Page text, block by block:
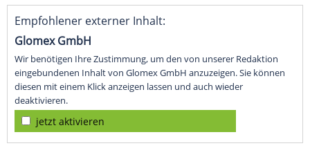
Empfohlener externer Inhalt:
Glomex GmbH
Wir benötigen Ihre Zustimmung, um den von unserer Redaktion
eingebundenen Inhalt von Glomex GmbH anzuzeigen. Sie können
diesen mit einem Klick anzeigen lassen und auch wieder
deaktivieren.
jetzt aktivieren